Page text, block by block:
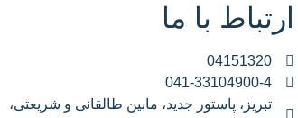
ارتباط با ما
04151320
041-33104900-4
تبریز، پاستور جدید، مابین طالقانی و شریعتی،